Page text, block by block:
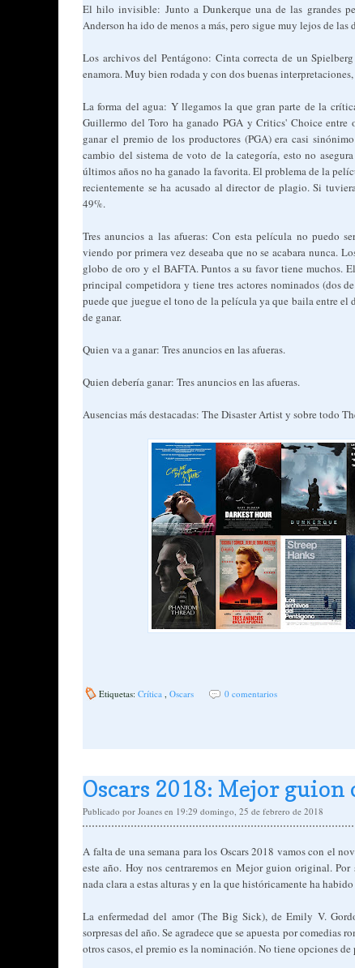
El hilo invisible: Junto a Dunkerque una de las grandes
Anderson ha ido de menos a más, pero sigue muy lejos de las
Los archivos del Pentágono: Cinta correcta de un
enamora. Muy bien rodada y con dos buenas
La forma del agua: Y llegamos la que gran parte de la
Guillermo del Toro ha ganado PGA y Critics' Choice entre
ganar el premio de los productores (PGA) era casi
cambio del sistema de voto de la categoría, esto no
últimos años no ha ganado la favorita. El problema de la
recientemente se ha acusado al director de plagio. Si
49%.
Tres anuncios a las afueras: Con esta película no puedo
viendo por primera vez deseaba que no se acabara nunca.
globo de oro y el BAFTA. Puntos a su favor tiene muchos.
principal competidora y tiene tres actores nominados (dos
puede que juegue el tono de la película ya que baila entre el
de ganar.
Quien va a ganar: Tres anuncios en las afueras.
Quien debería ganar: Tres anuncios en las afueras.
Ausencias más destacadas: The Disaster Artist y sobre todo
Etiquetas: Crítica Oscars 0 comentarios
Oscars 2018: Mejor
Publicado por Joanes en 19:29 domingo, 25 de febrero de 2018
A falta de una semana para los Oscars 2018 vamos con el
este año. Hoy nos centraremos en Mejor guion original. Por
nada clara a estas alturas y en la que históricamente ha habido
La enfermedad del amor (The Big Sick), de Emily V.
sorpresas del año. Se agradece que se apuesta por comedias
otros casos, el premio es la nominación. No tiene opciones de